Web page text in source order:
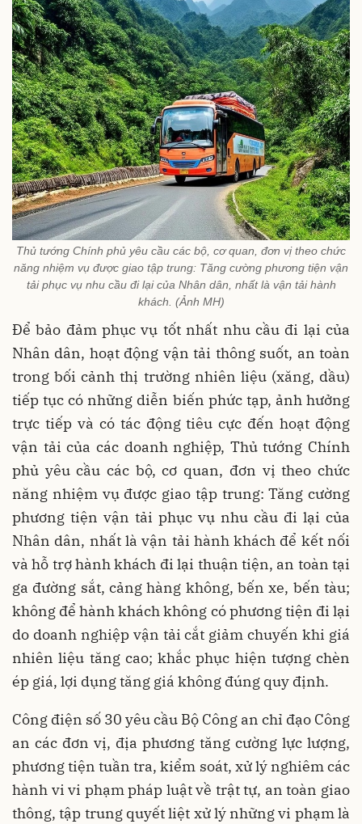
Thủ tướng Chính phủ yêu cầu các bộ, cơ quan, đơn vị theo chức
năng nhiệm vụ được giao tập trung: Tăng cường phương tiện vận
tải phục vụ nhu cầu đi lại của Nhân dân, nhất là vận tải hành
khách. (Ảnh MH)
Để bảo đảm phục vụ tốt nhất nhu cầu đi lại của
Nhân dân, hoạt động vận tải thông suốt, an toàn
trong bối cảnh thị trường nhiên liệu (xăng, dầu)
tiếp tục có những diễn biến phức tạp, ảnh hưởng
trực tiếp và có tác động tiêu cực đến hoạt động
vận tải của các doanh nghiệp, Thủ tướng Chính
phủ yêu cầu các bộ, cơ quan, đơn vị theo chức
năng nhiệm vụ được giao tập trung: Tăng cường
phương tiện vận tải phục vụ nhu cầu đi lại của
Nhân dân, nhất là vận tải hành khách để kết nối
và hỗ trợ hành khách đi lại thuận tiện, an toàn tại
ga đường sắt, cảng hàng không, bến xe, bến tàu;
không để hành khách không có phương tiện đi lại
do doanh nghiệp vận tải cắt giảm chuyến khi giá
nhiên liệu tăng cao; khắc phục hiện tượng chèn
ép giá, lợi dụng tăng giá không đúng quy định.
Công điện số 30 yêu cầu Bộ Công an chỉ đạo Công
an các đơn vị, địa phương tăng cường lực lượng,
phương tiện tuần tra, kiểm soát, xử lý nghiêm các
hành vi vi phạm pháp luật về trật tự, an toàn giao
thông, tập trung quyết liệt xử lý những vi phạm là